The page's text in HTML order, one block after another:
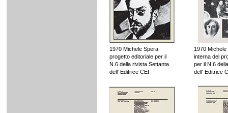
1970 Michele Spera
progetto editoriale per il
N.6 della rivista Settanta
dell' Editrice CEI
1970
interna del
per il N.6
dell' Editrice